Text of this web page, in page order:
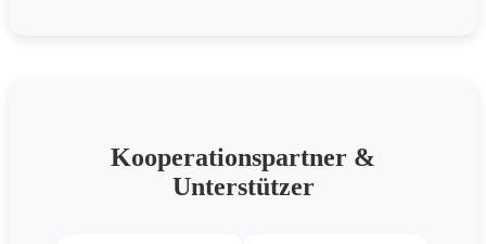
Kooperationspartner &
Unterstützer